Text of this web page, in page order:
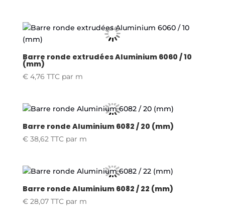
Barre ronde extrudées Aluminium 6060 / 10
(mm)
€4,76 TTCpar m
Barre ronde Aluminium 6082 / 20 (mm)
€38,62 TTCpar m
Barre ronde Aluminium 6082 / 22 (mm)
€28,07 TTCpar m